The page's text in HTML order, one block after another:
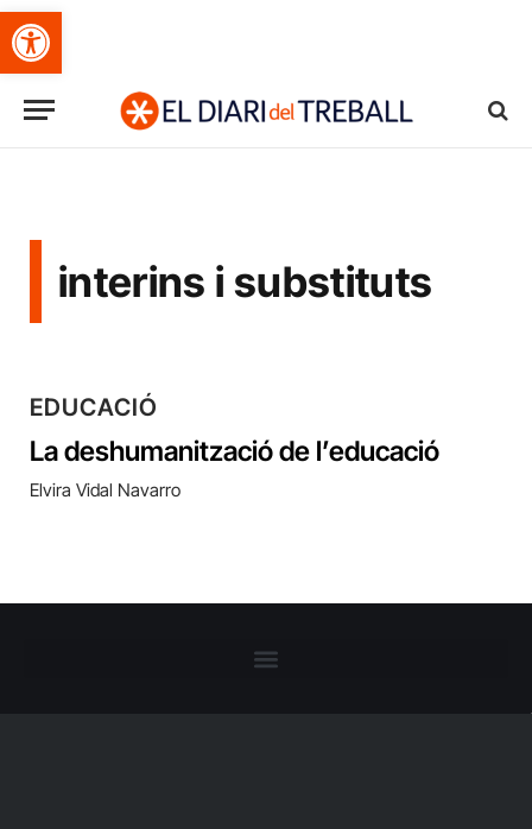
Obre la barra d'eines
interins i substituts
EDUCACIÓ
La deshumanització de l’educació
Elvira Vidal Navarro